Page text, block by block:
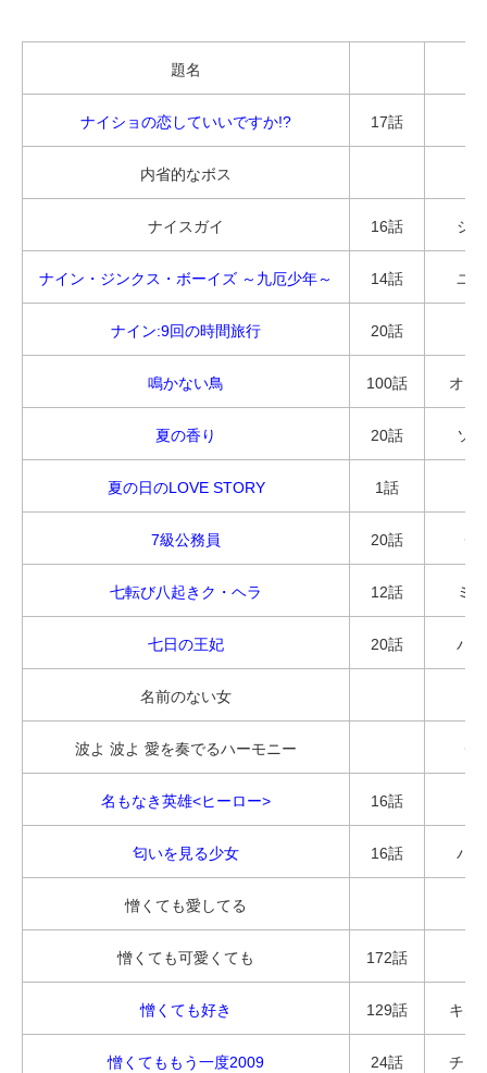
題名
ナイショの恋していいですか!? 17話
内省的なボス
ナイスガイ 16話 シ
ナイン・ジンクス・ボーイズ ～九厄少年～ 14話 ユ
ナイン:9回の時間旅行 20話
鳴かない鳥 100話 オ・
夏の香り 20話 ソ
夏の日のLOVE STORY 1話
7級公務員 20話 チ
七転び八起きク・ヘラ 12話 ミ
七日の王妃 20話 パ
名前のない女
波よ 波よ 愛を奏でるハーモニー チ
名もなき英雄<ヒーロー> 16話
匂いを見る少女 16話 パ
憎くても愛してる
憎くても可愛くても 172話
憎くても好き 129話 キム
憎くてももう一度2009 24話 チェ